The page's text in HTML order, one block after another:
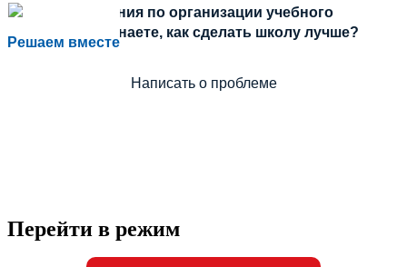
Решаем вместе
Есть предложения по организации учебного
процесса или знаете, как сделать школу лучше?
Написать о проблеме
Перейти в режим